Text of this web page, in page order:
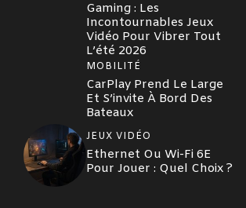
Gaming : Les
Incontournables Jeux
Vidéo Pour Vibrer Tout
L’été 2026
MOBILITÉ
CarPlay Prend Le Large
Et S’invite À Bord Des
Bateaux
JEUX VIDÉO
Ethernet Ou Wi-Fi 6E
Pour Jouer : Quel Choix ?